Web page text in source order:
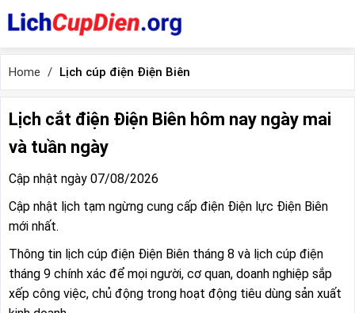
Home Lịch cúp điện Điện Biên
Lịch cắt điện Điện Biên hôm nay ngày mai
và tuần ngày
Cập nhật ngày 07/08/2026
Cập nhật lịch tạm ngừng cung cấp điện Điện lực Điện Biên
mới nhất.
Thông tin lịch cúp điện Điện Biên tháng 8 và lịch cúp điện
tháng 9 chính xác để mọi người, cơ quan, doanh nghiệp sắp
xếp công việc, chủ động trong hoạt động tiêu dùng sản xuất